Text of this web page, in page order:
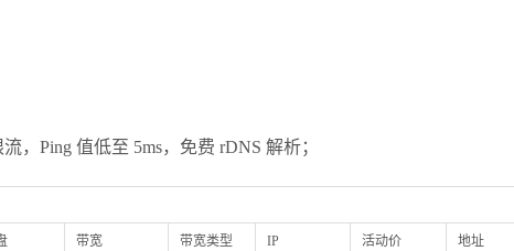
，Ping 值低至 5ms，免费 rDNS 解析；
带宽 带宽类型 IP 活动价 地址